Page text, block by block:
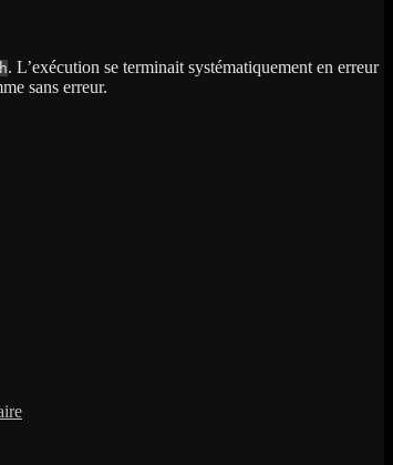
. L’exécution se terminait systématiquement en erreur
sans erreur.
Elasticsearch